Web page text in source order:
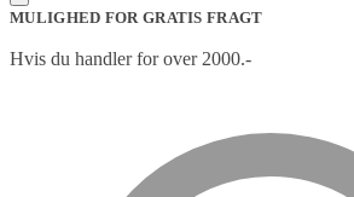
MULIGHED FOR GRATIS FRAGT
Hvis du handler for over 2000.-